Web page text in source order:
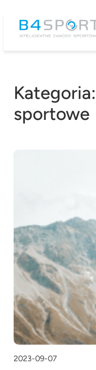
Przejdź
Kategoria:
sportowe
2023-09-07